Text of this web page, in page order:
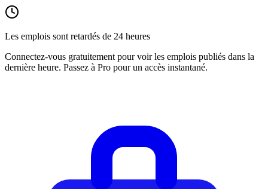
Les emplois sont retardés de 24 heures
Connectez-vous gratuitement pour voir les emplois publiés dans la
dernière heure. Passez à Pro pour un accès instantané.